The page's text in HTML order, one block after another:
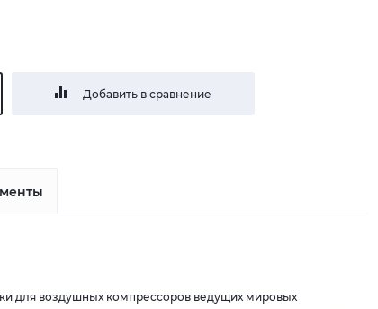
Добавить в сравнение
для воздушных компрессоров ведущих мировых